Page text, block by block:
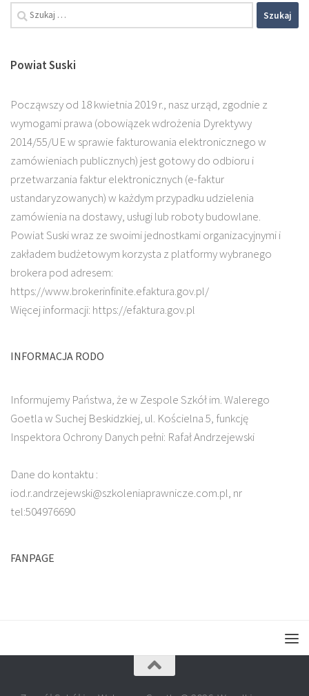
Szukaj:
Powiat Suski
Począwszy od 18 kwietnia 2019 r., nasz urząd, zgodnie z
wymogami prawa (obowiązek wdrożenia Dyrektywy
2014/55/UE w sprawie fakturowania elektronicznego w
zamówieniach publicznych) jest gotowy do odbioru i
przetwarzania faktur elektronicznych (e-faktur
ustandaryzowanych) w każdym przypadku udzielenia
zamówienia na dostawy, usługi lub roboty budowlane.
Powiat Suski wraz ze swoimi jednostkami organizacyjnymi i
zakładem budżetowym korzysta z platformy wybranego
brokera pod adresem:
https://www.brokerinfinite.efaktura.gov.pl/
Więcej informacji: https://efaktura.gov.pl
INFORMACJA RODO
Informujemy Państwa, że w Zespole Szkół im. Walerego
Goetla w Suchej Beskidzkiej, ul. Kościelna 5, funkcję
Inspektora Ochrony Danych pełni: Rafał Andrzejewski
Dane do kontaktu :
iod.r.andrzejewski@szkoleniaprawnicze.com.pl, nr
tel:504976690
FANPAGE